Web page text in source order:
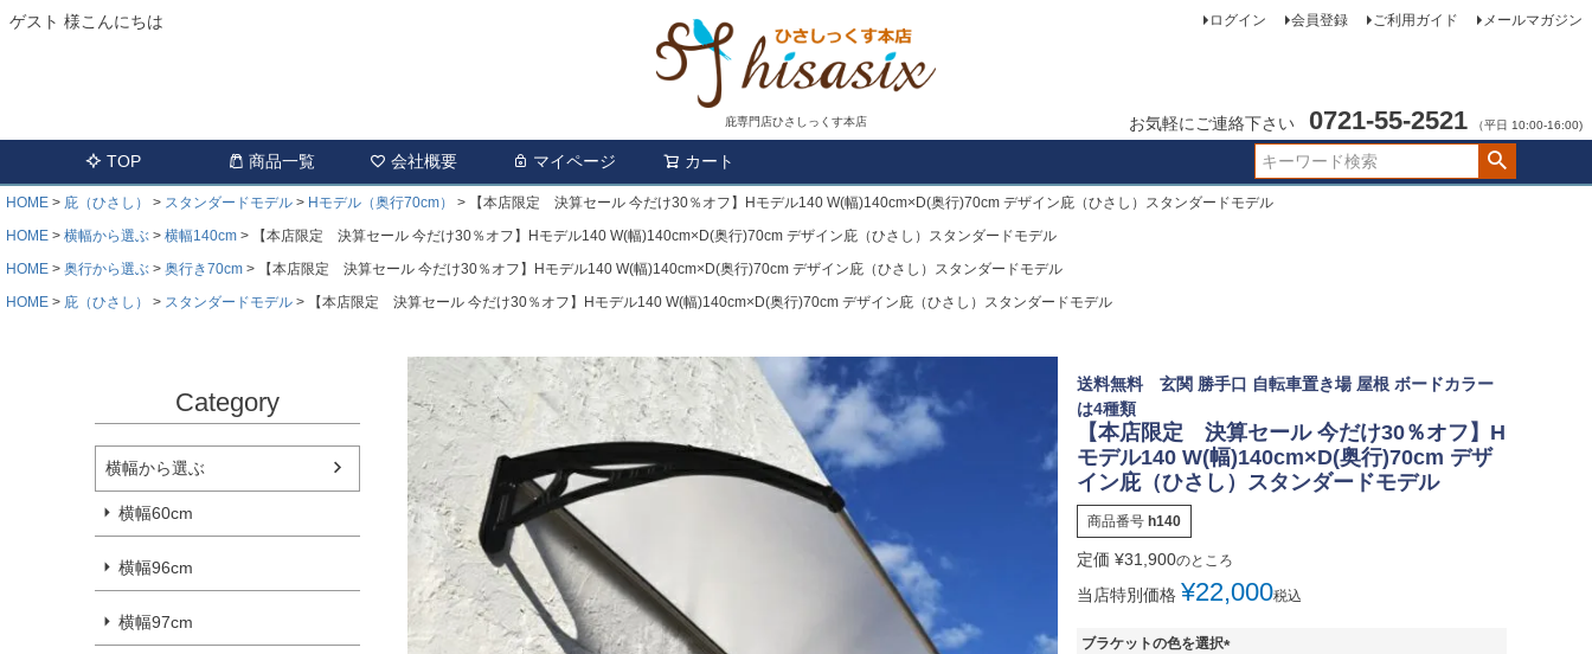
ゲスト 様こんにちは
庇専門店ひさしっくす本店
ログイン 会員登録 ご利用ガイド メールマガジン
お気軽にご連絡下さい 0721-55-2521 （平日 10:00-16:00)
TOP 商品一覧 会社概要 マイページ カート
HOME 庇（ひさし） スタンダードモデル Hモデル（奥行70cm）
【本店限定 決算セール 今だけ30％オフ】Hモデル140 W(幅)140cm×D(奥行)70cm デザイン庇（ひさし）スタンダードモデル
HOME
横幅から選ぶ 横幅140cm
【本店限定 決算セール 今だけ30％オフ】Hモデル140 W(幅)140cm×D(奥行)70cm デザイン庇（ひさし）スタンダードモデル
HOME
奥行から選ぶ 奥行き70cm
【本店限定 決算セール 今だけ30％オフ】Hモデル140 W(幅)140cm×D(奥行)70cm デザイン庇（ひさし）スタンダードモデル
HOME
庇（ひさし） スタンダードモデル 【本店限定 決算セール 今だけ30％オフ】Hモデル140 W(幅)140cm×D(奥行)70cm デザイン庇（ひさし）スタンダードモデル
Category
横幅から選ぶ
横幅60cm
横幅96cm
横幅97cm
送料無料 玄関 勝手口 自転車置き場 屋根 ボードカラー
は4種類
【本店限定 決算セール 今だけ30％オフ】H
モデル140 W(幅)140cm×D(奥行)70cm デザ
イン庇（ひさし）スタンダードモデル
商品番号 h140
定価 ¥31,900のところ
当店特別価格 ¥22,000税込
ブラケットの色を選択